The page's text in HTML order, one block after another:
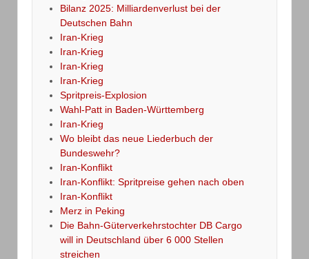
Bilanz 2025: Milliardenverlust bei der
Deutschen Bahn
Iran-Krieg
Iran-Krieg
Iran-Krieg
Iran-Krieg
Spritpreis-Explosion
Wahl-Patt in Baden-Württemberg
Iran-Krieg
Wo bleibt das neue Liederbuch der
Bundeswehr?
Iran-Konflikt
Iran-Konflikt: Spritpreise gehen nach oben
Iran-Konflikt
Merz in Peking
Die Bahn-Güterverkehrstochter DB Cargo
will in Deutschland über 6 000 Stellen
streichen